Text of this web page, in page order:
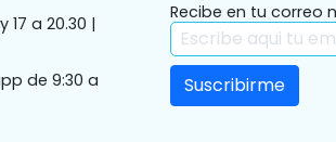
17 a 20.30 |
de 9:30 a
Recibe en tu correo